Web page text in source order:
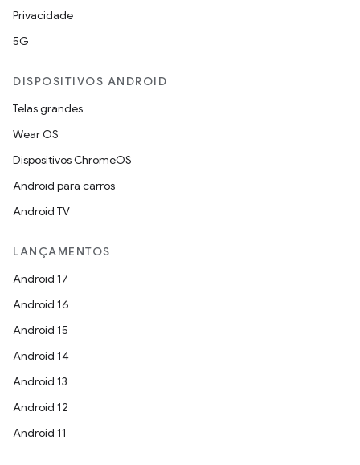
Privacidade
5G
DISPOSITIVOS ANDROID
Telas grandes
Wear OS
Dispositivos ChromeOS
Android para carros
Android TV
LANÇAMENTOS
Android 17
Android 16
Android 15
Android 14
Android 13
Android 12
Android 11